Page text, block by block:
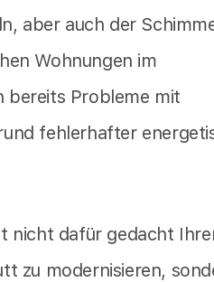
aber auch der
Wohnungen im
bereits Probleme mit
fehlerhafter
nicht dafür gedacht
zu modernisieren,